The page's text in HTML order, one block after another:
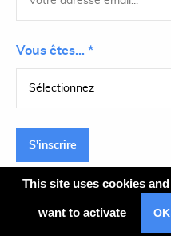
Vous êtes... *
S'inscrire
This site uses cookies
want to activate